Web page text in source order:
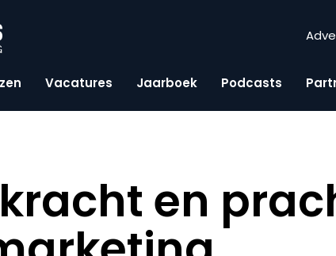
Vacatures Jaarboek Podcasts
en